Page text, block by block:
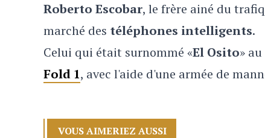
Roberto Escobar, le frère ainé du
marché des téléphones intelligents.
Celui qui était surnommé «El Osito»
Fold 1, avec l'aide d'une armée de
VOUS AIMERIEZ AUSSI